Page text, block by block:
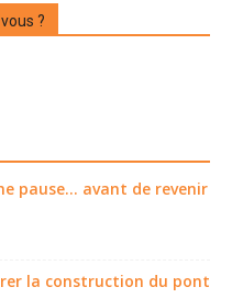
?
pause... avant de revenir
la construction du pont